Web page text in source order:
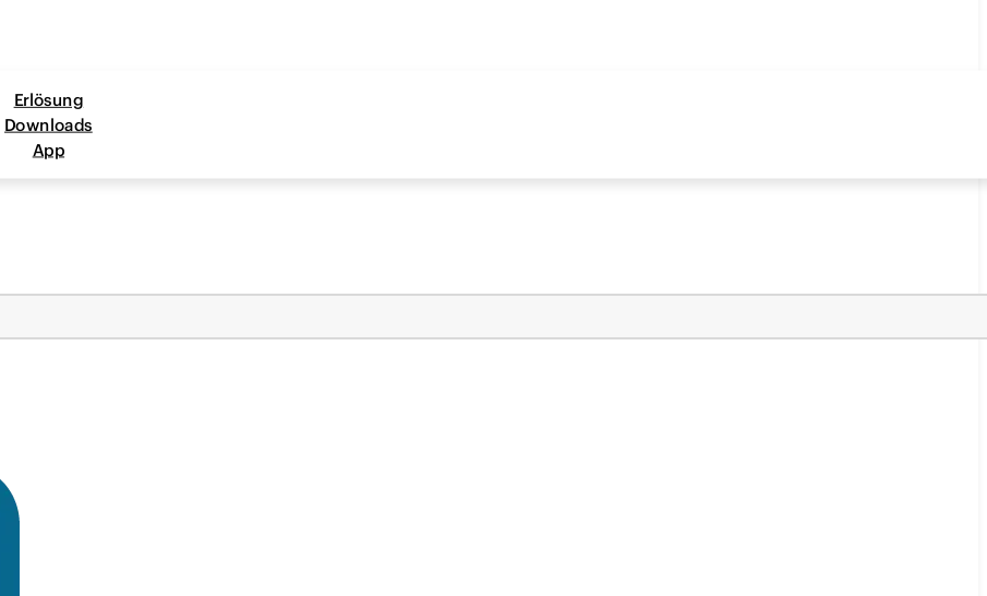
Erlösung
Downloads
App